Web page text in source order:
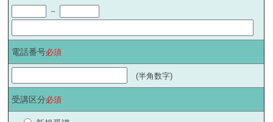
－
電話番号必須
(半角数字)
受講区分必須